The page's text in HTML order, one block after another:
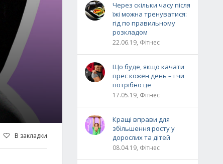
В закладки
Через скільки часу після
їжі можна тренуватися:
гід по правильному
розкладом
22.06.19, Фітнес
Що буде, якщо качати
прес кожен день – і чи
потрібно це
17.05.19, Фітнес
Кращі вправи для
збільшення росту у
дорослих та дітей
08.04.19, Фітнес